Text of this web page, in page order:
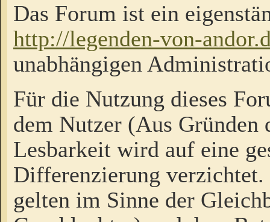
Das Forum ist ein
http://legenden-von-
unabhängigen
Für die Nutzung dieses
dem Nutzer (Aus Gründen
Lesbarkeit wird auf eine
Differenzierung
gelten im Sinne der